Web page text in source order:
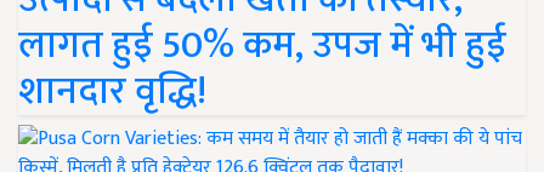
लागत हुई 50% कम, उपज में भी हुई
शानदार वृद्धि!